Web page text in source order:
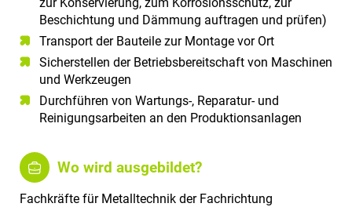
zur Konservierung, zum Korrosionsschutz, zur
Beschichtung und Dämmung auftragen und prüfen)
Transport der Bauteile zur Montage vor Ort
Sicherstellen der Betriebsbereitschaft von Maschinen
und Werkzeugen
Durchführen von Wartungs-, Reparatur- und
Reinigungsarbeiten an den Produktionsanlagen
Wo wird ausgebildet?
Fachkräfte für Metalltechnik der Fachrichtung